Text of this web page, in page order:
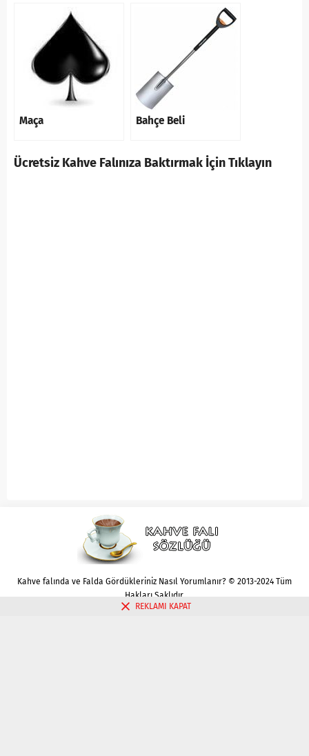
Maça Bahçe Beli
Ücretsiz Kahve Falınıza Baktırmak İçin Tıklayın
Kahve falında ve Falda Gördükleriniz Nasıl Yorumlanır? © 2013-2024 Tüm
Hakları Saklıdır.
REKLAMI KAPAT